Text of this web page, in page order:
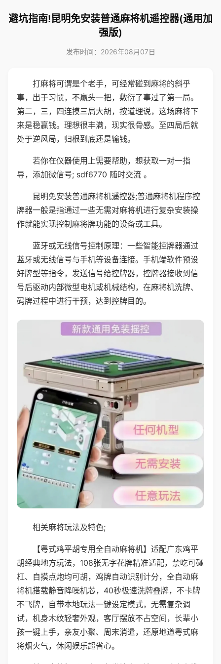
避坑指南!昆明免安装普通麻将机遥控器(通用加
强版)
发布时间：2026年08月07日
打麻将可谓是个老手，可经常碰到麻将的斜乎
事，出于习惯，不赢头一把，敷衍了事过了第一局。
第二，三，四连摸三局大胡，按道理说，这场麻将下
来是稳赢钱。理想很丰满，现实很骨感。至四局后就
处于逆风局，归根到底还是输钱。
若你在仪器使用上需要帮助，想获取一对一指
导，添加微信号; sdf6770 随时交流 。
昆明免安装普通麻将机遥控器;普通麻将机程序控
牌器一般是指通过一些无需对麻将机进行复杂安装操
作就能实现控制麻将牌功能的设备或工具。
蓝牙或无线信号控制原理：一些智能控牌器通过
蓝牙或无线信号与手机等设备连接。手机端软件预设
好牌型等指令，发送信号给控牌器，控牌器接收到信
号后驱动内部微型电机或机械结构，在麻将机洗牌、
码牌过程中进行干预，达到控牌目的。
相关麻将玩法及特色;
【粤式鸡平胡专用全自动麻将机】适配广东鸡平
胡经典地方玩法，108张无字花牌精准适配，禁吃可碰
杠、自摸点炮均可胡，鸡牌自动识别计分，全自动麻
将机搭载静音降噪机芯，40秒极速洗牌叠牌，不卡牌
不飞牌，自带本地玩法一键设定模式，无需复杂调
试，机身木纹轻奢外观，客厅摆放不占空间，长辈小
孩一键上手，亲友小聚、周末消遣，还原地道粤式麻
将烟火气，休闲娱乐超省心。